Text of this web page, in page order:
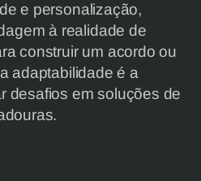
e personalização,
à realidade de
construir um acordo ou
adaptabilidade é a
desafios em soluções de